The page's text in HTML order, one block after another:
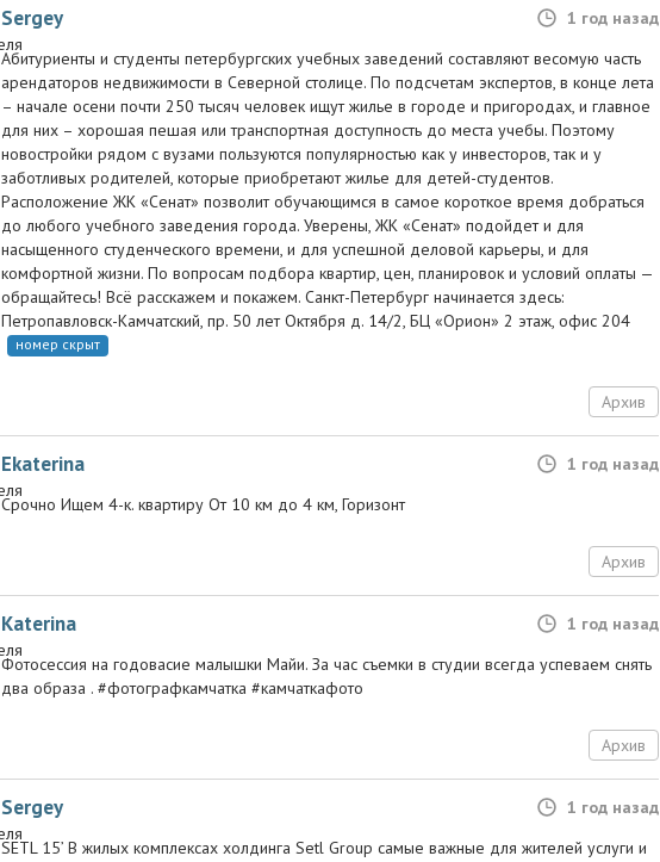
Sergey
1 год назад
Абитуриенты и студенты петербургских учебных заведений составляют весомую часть
арендаторов недвижимости в Северной столице. По подсчетам экспертов, в конце лета
– начале осени почти 250 тысяч человек ищут жилье в городе и пригородах, и главное
для них – хорошая пешая или транспортная доступность до места учебы. Поэтому
новостройки рядом с вузами пользуются популярностью как у инвесторов, так и у
заботливых родителей, которые приобретают жилье для детей-студентов.
Расположение ЖК «Сенат» позволит обучающимся в самое короткое время добраться
до любого учебного заведения города. Уверены, ЖК «Сенат» подойдет и для
насыщенного студенческого времени, и для успешной деловой карьеры, и для
комфортной жизни. По вопросам подбора квартир, цен, планировок и условий оплаты —
обращайтесь! Всё расскажем и покажем. Санкт-Петербург начинается здесь:
Петропавловск-Камчатский, пр. 50 лет Октября д. 14/2, БЦ «Орион» 2 этаж, офис 204
номер скрыт
Архив
Ekaterina
1 год назад
Срочно Ищем 4-к. квартиру От 10 км до 4 км, Горизонт
Архив
Katerina
1 год назад
Фотосессия на годовасие малышки Майи. За час съемки в студии всегда успеваем снять
два образа . #фотографкамчатка #камчаткафото
Архив
Sergey
1 год назад
SETL 15’ В жилых комплексах холдинга Setl Group самые важные для жителей услуги и